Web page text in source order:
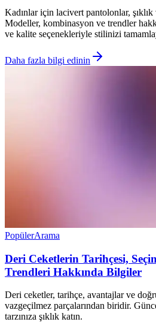
Kadınlar için lacivert pantolonlar, şıklık
Modeller, kombinasyon ve trendler
ve kalite seçenekleriyle stilinizi
Daha fazla bilgi edinin
PopülerArama
Deri Ceketlerin Tarihçesi,
Trendleri Hakkında Bilgiler
Deri ceketler, tarihçe, avantajlar ve
vazgeçilmez parçalarından biridir.
tarzınıza şıklık katın.